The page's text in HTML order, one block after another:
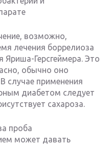
возможно,
лечения боррелиоза
Герсгеймера. Это
обычно оно
случае применения
диабетом следует
сахароза.
проба
может давать